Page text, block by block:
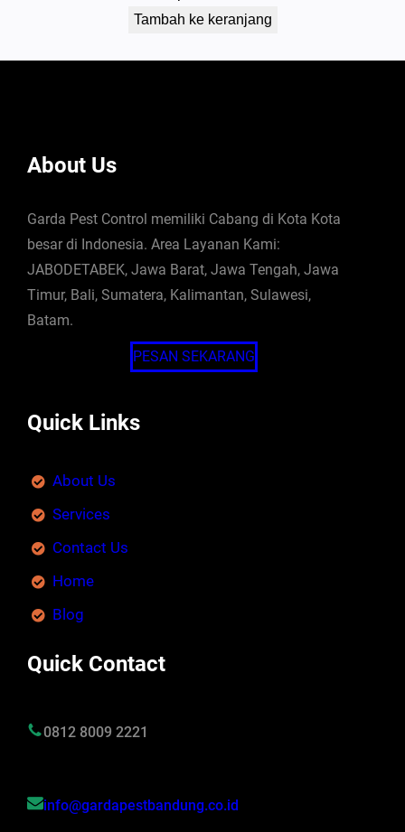
Tambah ke keranjang
About Us
Garda Pest Control memiliki Cabang di Kota Kota
besar di Indonesia. Area Layanan Kami:
JABODETABEK, Jawa Barat, Jawa Tengah, Jawa
Timur, Bali, Sumatera, Kalimantan, Sulawesi,
Batam.
PESAN SEKARANG
Quick Links
About Us
Services
Contact Us
Home
Blog
Quick Contact
0812 8009 2221
info@gardapestbandung.co.id